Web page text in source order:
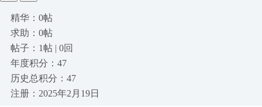
精华：0帖
求助：0帖
帖子：1帖 | 0回
年度积分：47
历史总积分：47
注册：2025年2月19日